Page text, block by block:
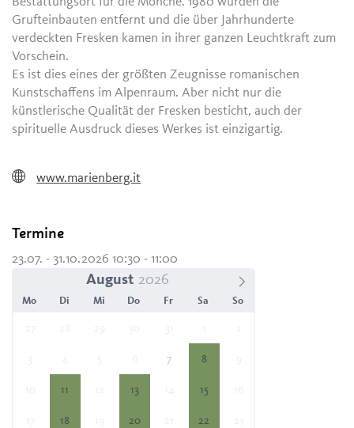
Grufteinbauten entfernt und die über Jahrhunderte
verdeckten Fresken kamen in ihrer ganzen Leuchtkraft zum
Vorschein.
Es ist dies eines der größten Zeugnisse romanischen
Kunstschaffens im Alpenraum. Aber nicht nur die
künstlerische Qualität der Fresken besticht, auch der
spirituelle Ausdruck dieses Werkes ist einzigartig.
www.marienberg.it
Termine
23.07. - 31.10.2026 10:30 - 11:00
August
Mo Di Mi Do Fr Sa So
7 8
11 13 15
18 20 22